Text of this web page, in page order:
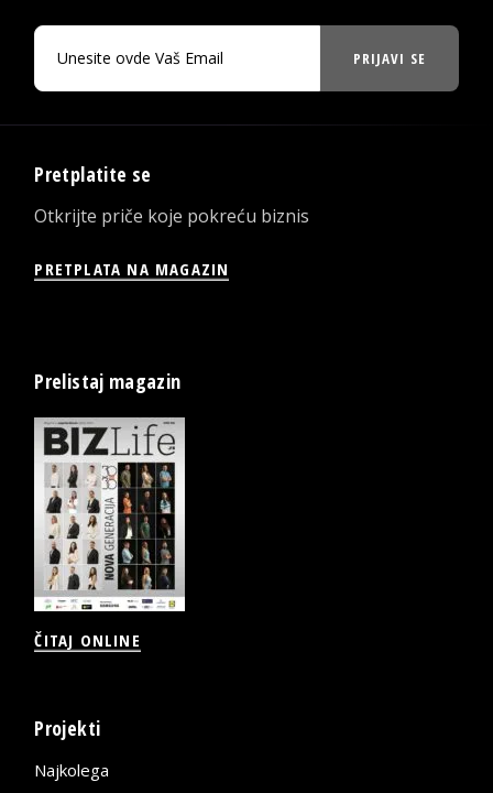
PRIJAVI SE
Pretplatite se
Otkrijte priče koje pokreću biznis
PRETPLATA NA MAGAZIN
Prelistaj magazin
ČITAJ ONLINE
Projekti
Najkolega